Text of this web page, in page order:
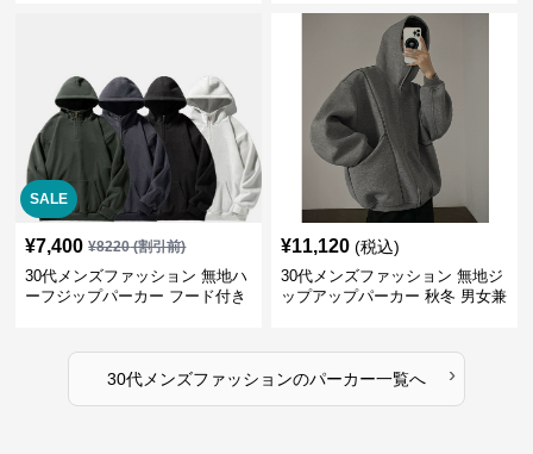
SALE
¥7,400 ¥8220(割引前)
30代メンズファッション 無地ハ
ーフジップパーカー フード付き
¥11,120 (税込)
30代メンズファッション 無地ジ
ップアップパーカー 秋冬 男女兼
30代メンズファッションのパーカー一覧へ ›